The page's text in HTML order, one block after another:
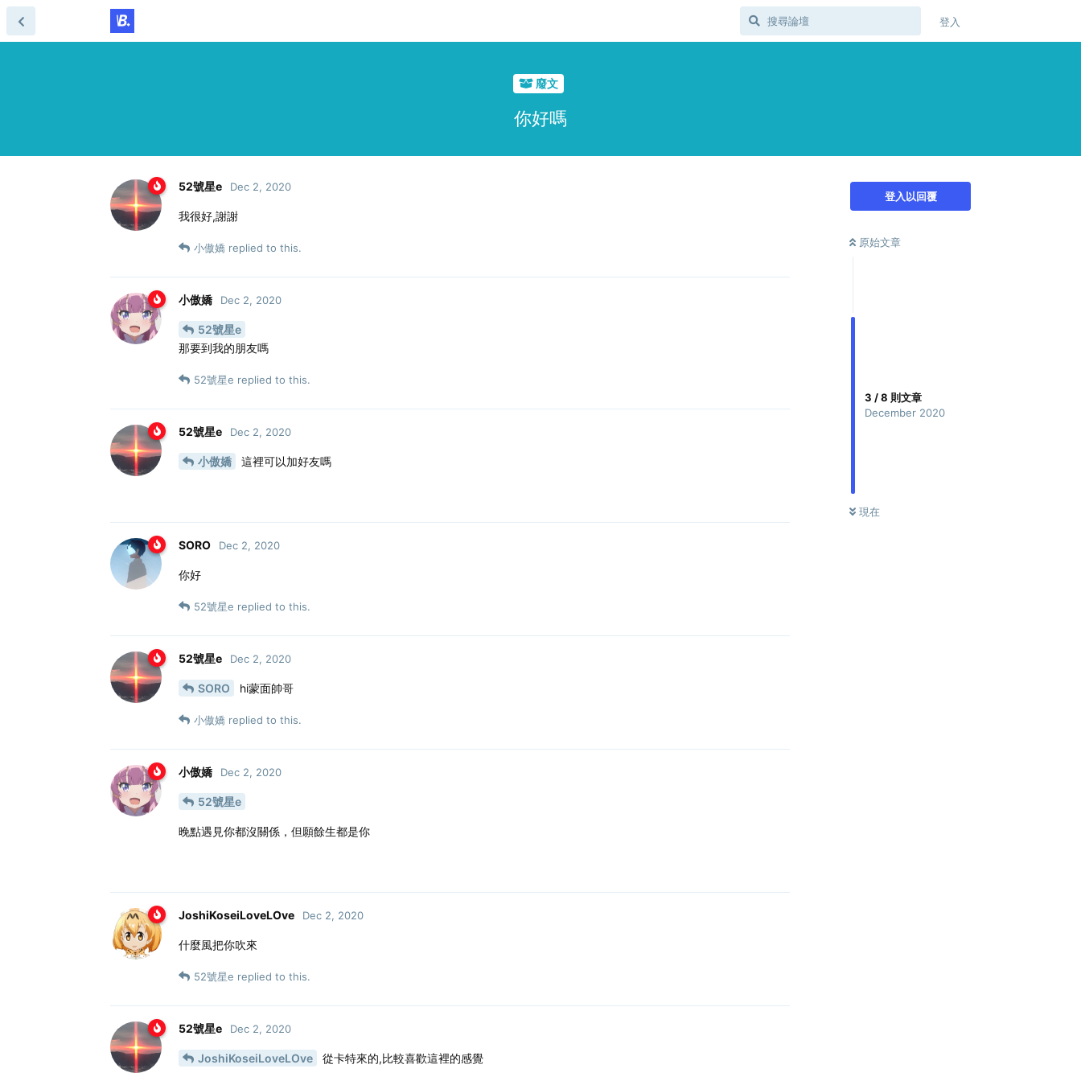
登入
廢文
你好嗎
登入以回覆
原始文章
3 /8 則文章
December 2020
現在
52號星e Dec 2, 2020
我很好,謝謝
小傲嬌 replied to this.
小傲嬌 Dec 2, 2020
52號星e
那要到我的朋友嗎
52號星e replied to this.
52號星e Dec 2, 2020
小傲嬌 這裡可以加好友嗎
SORO Dec 2, 2020
你好
52號星e replied to this.
52號星e Dec 2, 2020
SORO hi蒙面帥哥
小傲嬌 replied to this.
小傲嬌 Dec 2, 2020
52號星e
晚點遇見你都沒關係，但願餘生都是你
JoshiKoseiLoveLOve Dec 2, 2020
什麼風把你吹來
52號星e replied to this.
52號星e Dec 2, 2020
JoshiKoseiLoveLOve 從卡特來的,比較喜歡這裡的感覺